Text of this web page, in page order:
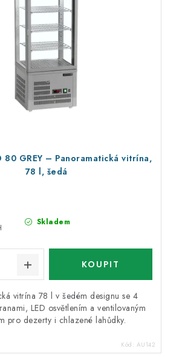
80 GREY – Panoramatická vitrína,
78 l, šedá
Skladem
vitrína 78 l v šedém designu se 4
LED osvětlením a ventilovaným
pro dezerty i chlazené lahůdky.
Kód: AU142